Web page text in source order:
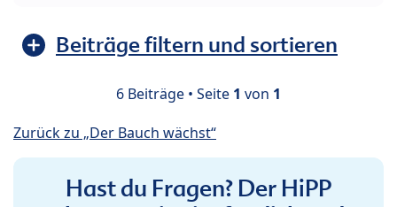
Beiträge filtern und sortieren
6 Beiträge • Seite 1 von 1
Zurück zu „Der Bauch wächst“
Hast du Fragen? Der HiPP